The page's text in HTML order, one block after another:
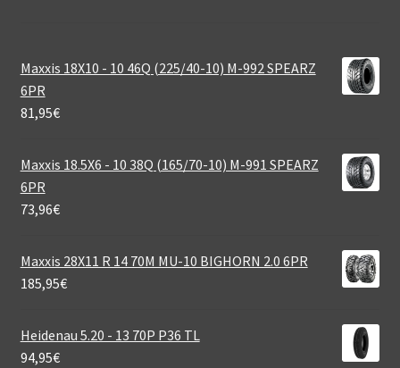
Maxxis 18X10 - 10 46Q (225/40-10) M-992 SPEARZ
6PR
81,95€
Maxxis 18.5X6 - 10 38Q (165/70-10) M-991 SPEARZ
6PR
73,96€
Maxxis 28X11 R 14 70M MU-10 BIGHORN 2.0 6PR
185,95€
Heidenau 5.20 - 13 70P P36 TL
94,95€